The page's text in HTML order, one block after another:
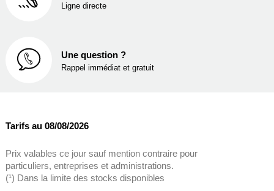
Ligne directe
Une question ?
Rappel immédiat et gratuit
Tarifs au 08/08/2026
Prix valables ce jour sauf mention contraire pour
particuliers, entreprises et administrations.
(¹) Dans la limite des stocks disponibles